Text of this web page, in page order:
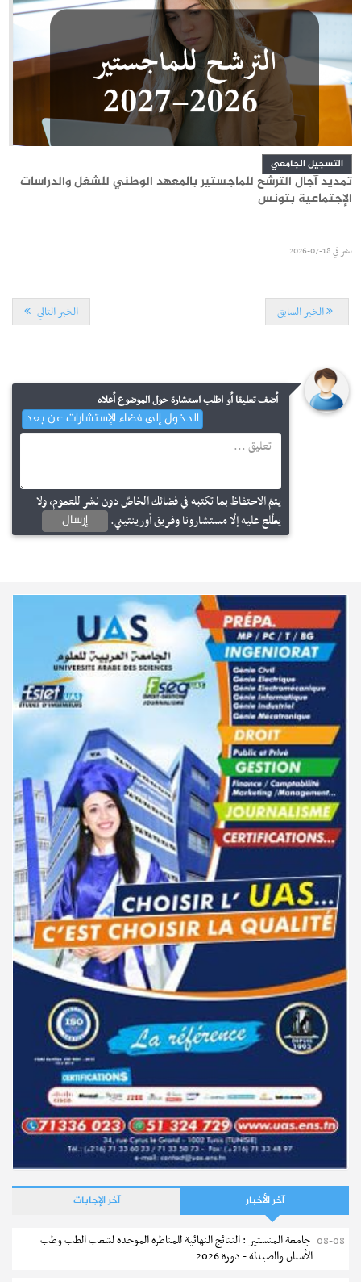
التسجيل الجامعي
تمديد آجال الترشح للماجستير بالمعهد الوطني للشغل والدراسات
الإجتماعية بتونس
نشر في18-07-2026
الترشح للماجستير بالمعهد الوطني للشغل والدراسات الإجتماعية
التسجيل الجامعي
المدرسة العليا لعلوم وتقنيات الصحة بصفاقس : الترشح
للماجستير(دورة ثانية)
المعهد العالي للبيوتكنولوجيا بالمنستير : الترشح للماجستير (دورة
ثانية)
الخبر السابق الخبر التالي
أضف تعليقا أو اطلب استشارة حول الموضوع أعلاه
الدخول إلى فضاء الإستشارات عن بعد
يتمّ الاحتفاظ بما تكتبه في فضائك الخاصّ دون نشر للعموم، ولا
يطّلع عليه إلّا مستشارونا وفريق أورينتيني.
إرسال
آخر الأخبار آخر الإجابات
08-08 جامعة المنستير : النتائج النهائية للمناظرة الموحدة لشعب الطب وطب
الأسنان والصيدلة - دورة 2026